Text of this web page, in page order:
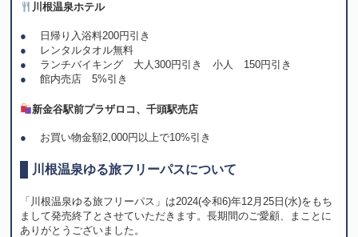
川根温泉ホテル
日帰り入浴料200円引き
レンタルタオル無料
ランチバイキング 大人300円引き 小人 150円引き
館内売店 5%引き
新金谷駅前プラザロコ、千頭駅売店
お買い物金額2,000円以上で10%引き
川根温泉ゆる旅フリーパスについて
「川根温泉ゆる旅フリーパス」は2024(令和6)年12月25日(水)をもち
まして発売終了とさせていただきます。長期間のご愛顧、まことに
ありがとうございました。